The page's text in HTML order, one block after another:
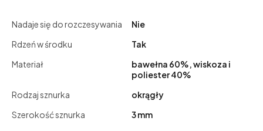
Nadaje się do rozczesywania
Nie
Rdzeń w środku
Tak
Materiał
bawełna 60%, wiskoza i
poliester 40%
Rodzaj sznurka
okrągły
Szerokość sznurka
3 mm